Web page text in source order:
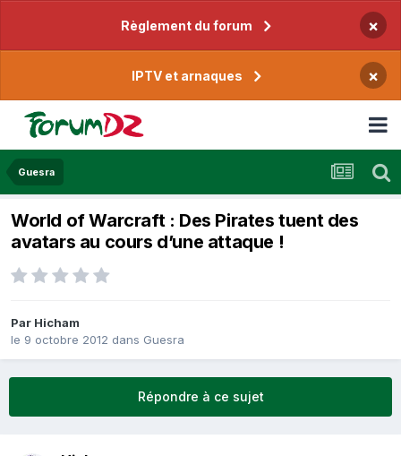
Règlement du forum ×
IPTV et arnaques ×
Guesra
World of Warcraft : Des Pirates tuent des
avatars au cours d’une attaque !
Par Hicham
le 9 octobre 2012 dans Guesra
Répondre à ce sujet